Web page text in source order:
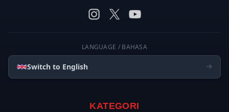
LANGUAGE / BAHASA
Switch to English
KATEGORI